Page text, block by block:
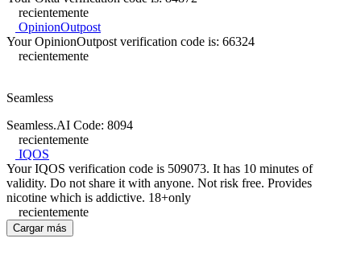
recientemente
OpinionOutpost
Your OpinionOutpost verification code is: 66324
recientemente
Seamless
Seamless.AI Code: 8094
recientemente
IQOS
Your IQOS verification code is 509073. It has 10 minutes of
validity. Do not share it with anyone. Not risk free. Provides
nicotine which is addictive. 18+only
recientemente
Cargar más